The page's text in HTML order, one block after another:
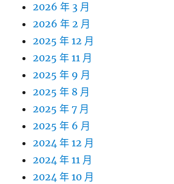
2026 年 3 月
2026 年 2 月
2025 年 12 月
2025 年 11 月
2025 年 9 月
2025 年 8 月
2025 年 7 月
2025 年 6 月
2024 年 12 月
2024 年 11 月
2024 年 10 月